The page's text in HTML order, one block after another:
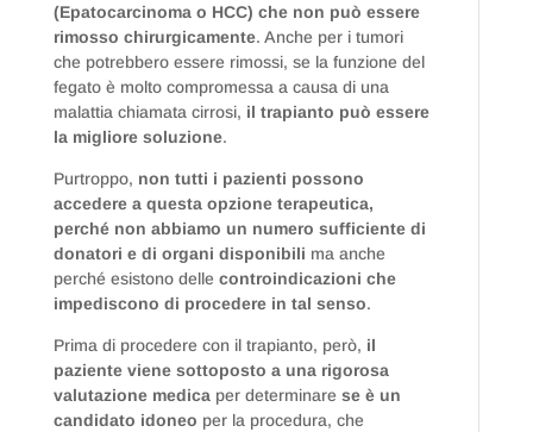
(Epatocarcinoma o HCC) che non può essere
rimosso chirurgicamente. Anche per i tumori
che potrebbero essere rimossi, se la funzione del
fegato è molto compromessa a causa di una
malattia chiamata cirrosi, il trapianto può essere
la migliore soluzione.
Purtroppo, non tutti i pazienti possono
accedere a questa opzione terapeutica,
perché non abbiamo un numero sufficiente di
donatori e di organi disponibili ma anche
perché esistono delle controindicazioni che
impediscono di procedere in tal senso.
Prima di procedere con il trapianto, però, il
paziente viene sottoposto a una rigorosa
valutazione medicaper determinare se è un
candidato idoneo per la procedura, che